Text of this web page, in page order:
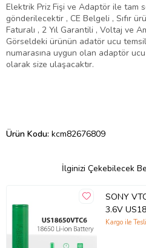
Elektrik Priz Fişi ve Adaptör ile tam
gönderilecektir , CE Belgeli , Sıfır
Faturalı , 2 Yıl Garantili , Voltaj ve
Görseldeki ürünün adatör ucu
numarasına uygun olan adaptör
olarak size ulaşacaktır.
Ürün Kodu: kcm82676809
İlginizi Çekebilecek
SONY
3.6V
Kargo ile